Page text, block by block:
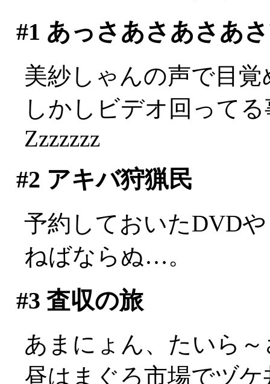
#1 あっさあさあさあ
美紗しゃんの声で目
しかしビデオ回って
Zzzzzzz
#2 アキバ狩猟民
予約しておいたDVD
ねばならぬ…。
#3 査収の旅
あまにょん、たいら
昼はまぐろ市場でヅ